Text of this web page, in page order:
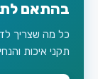
בהתאם
כל מה שצריך
תקני איכות